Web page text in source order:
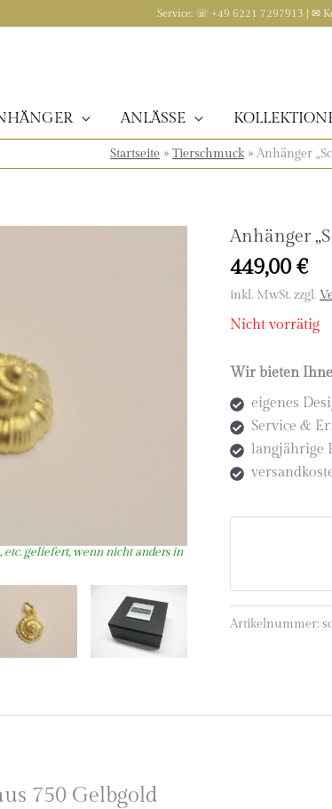
Service: ☏ +49 6221 7297913 | ✉
ANLÄSSE
Startseite » Tierschmuck» Anhänger
Anhänger
449,00 €
inkl. MwSt. zzgl.
Nicht vorrätig
Wir bieten
eigenes
Service &
langjährige
Artikelnummer:
750 Gelbgold